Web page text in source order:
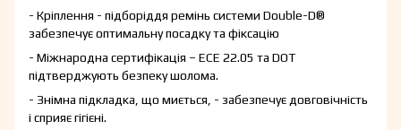
- Кріплення - підборіддя ремінь системи Double-D®
забезпечує оптимальну посадку та фіксацію
- Міжнародна сертифікація – ECE 22.05 та DOT
підтверджують безпеку шолома.
- Знімна підкладка, що миється, - забезпечує довговічність
і сприяє гігієні.